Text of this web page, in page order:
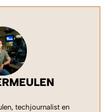
techjournalist en